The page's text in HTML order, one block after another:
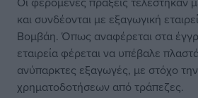
και συνδέονται με εξαγωγική
Βομβάη. Όπως αναφέρεται στα
εταιρεία φέρεται να υπέβαλε
ανύπαρκτες εξαγωγές, με στόχο
χρηματοδοτήσεων από τράπεζες.